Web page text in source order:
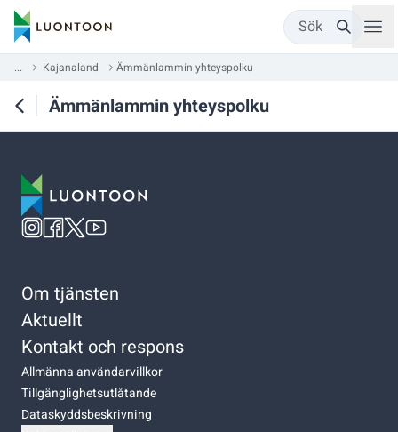
Sök
... Kajanaland Ämmänlammin yhteyspolku
Ämmänlammin yhteyspolku
Om tjänsten
Aktuellt
Kontakt och respons
Allmänna användarvillkor
Tillgänglighetsutlåtande
Dataskyddsbeskrivning